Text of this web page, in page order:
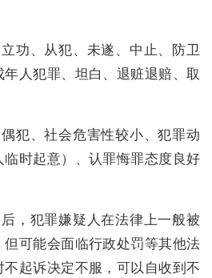
功、从犯、未遂、中止、防卫
人犯罪、坦白、退赃退赔、取
犯、社会危害性较小、犯罪动
时起意）、认罪悔罪态度良好
，犯罪嫌疑人在法律上一般被
可能会面临行政处罚等其他法
起诉决定不服，可以自收到不